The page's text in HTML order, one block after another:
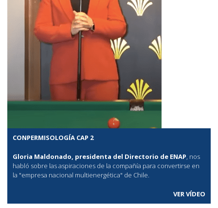
CONPERMISOLOGÍA CAP 2
Gloria Maldonado, presidenta del Directorio de ENAP , nos
habló sobre las aspiraciones de la compañía para convertirse en
la "empresa nacional multienergética" de Chile.
VER VÍDEO